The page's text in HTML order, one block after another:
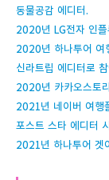
동물공감 에디터.
2020년 LG전자 인
2020년 하나투어 여
신라트립 에디터로
2020년 카카오스토
2021년 네이버 여행
포스트 스타 에디터
2021년 하나투어 겟